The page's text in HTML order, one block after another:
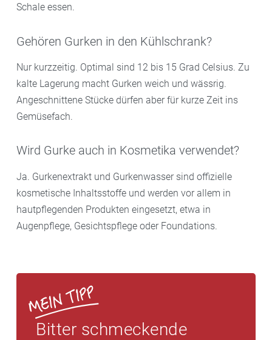
Schale essen.
Gehören Gurken in den Kühlschrank?
Nur kurzzeitig. Optimal sind 12 bis 15 Grad Celsius. Zu
kalte Lagerung macht Gurken weich und wässrig.
Angeschnittene Stücke dürfen aber für kurze Zeit ins
Gemüsefach.
Wird Gurke auch in Kosmetika verwendet?
Ja. Gurkenextrakt und Gurkenwasser sind offizielle
kosmetische Inhaltsstoffe und werden vor allem in
hautpflegenden Produkten eingesetzt, etwa in
Augenpflege, Gesichtspflege oder Foundations.
Bitter schmeckende